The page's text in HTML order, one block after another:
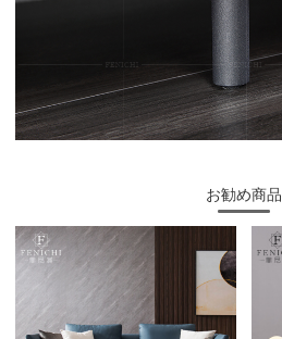
お勧め商品